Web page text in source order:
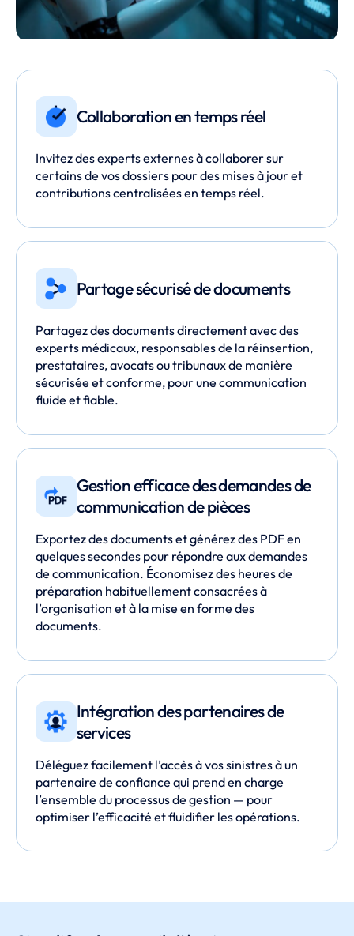
Collaboration en temps réel
Invitez des experts externes à collaborer sur
certains de vos dossiers pour des mises à jour et
contributions centralisées en temps réel.
Partage sécurisé de documents
Partagez des documents directement avec des
experts médicaux, responsables de la réinsertion,
prestataires, avocats ou tribunaux de manière
sécurisée et conforme, pour une communication
fluide et fiable.
Gestion efficace des demandes de
communication de pièces
Exportez des documents et générez des PDF en
quelques secondes pour répondre aux demandes
de communication. Économisez des heures de
préparation habituellement consacrées à
l’organisation et à la mise en forme des
documents.
Intégration des partenaires de
services
Déléguez facilement l’accès à vos sinistres à un
partenaire de confiance qui prend en charge
l’ensemble du processus de gestion — pour
optimiser l’efficacité et fluidifier les opérations.